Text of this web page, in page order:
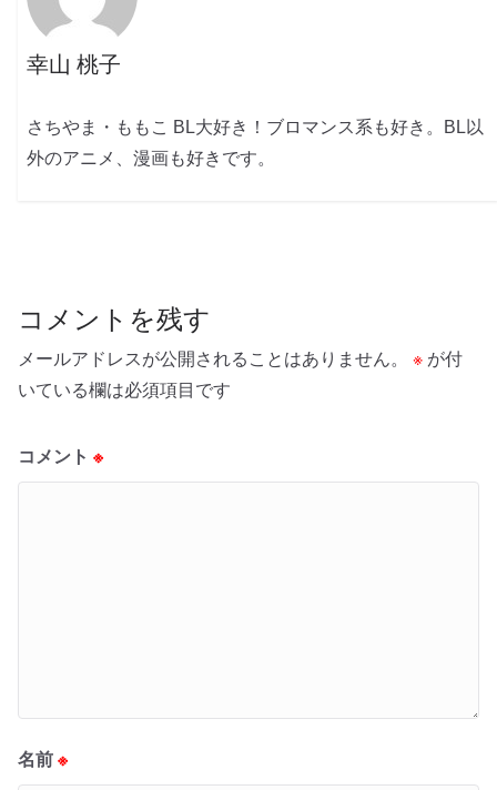
幸山 桃子
さちやま・ももこ BL大好き！ブロマンス系も好き。BL以
外のアニメ、漫画も好きです。
コメントを残す
メールアドレスが公開されることはありません。 ※ が付
いている欄は必須項目です
コメント ※
名前 ※